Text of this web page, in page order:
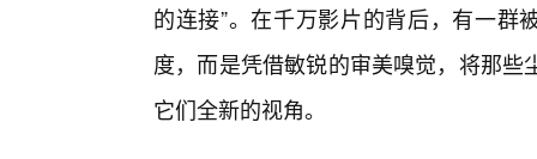
的连接”。在千万影片的背后，有一群
度，而是凭借敏锐的审美嗅觉，将那
它们全新的视角。